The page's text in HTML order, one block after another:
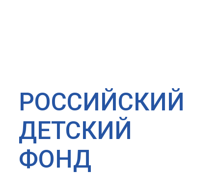
РОССИЙСКИЙ
ДЕТСКИЙ
ФОНД